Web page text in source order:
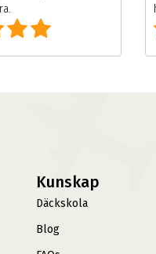
Kunskap
Däckskola
Blog